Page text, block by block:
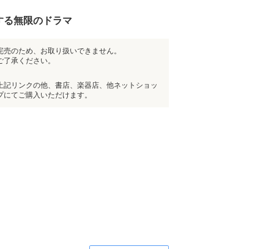
無限のドラマ
売のため、お取り扱いできません。
了承ください。
記リンクの他、書店、楽器店、他ネットショッ
にてご購入いただけます。